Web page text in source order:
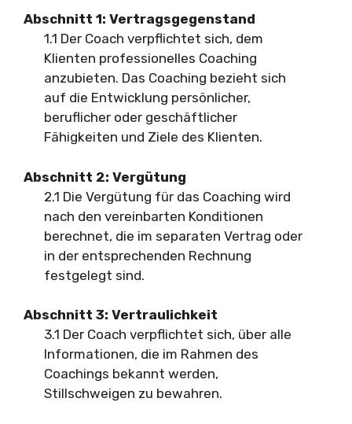
Abschnitt 1: Vertragsgegenstand
1.1 Der Coach verpflichtet sich, dem
Klienten professionelles Coaching
anzubieten. Das Coaching bezieht sich
auf die Entwicklung persönlicher,
beruflicher oder geschäftlicher
Fähigkeiten und Ziele des Klienten.
Abschnitt 2: Vergütung
2.1 Die Vergütung für das Coaching wird
nach den vereinbarten Konditionen
berechnet, die im separaten Vertrag oder
in der entsprechenden Rechnung
festgelegt sind.
Abschnitt 3: Vertraulichkeit
3.1 Der Coach verpflichtet sich, über alle
Informationen, die im Rahmen des
Coachings bekannt werden,
Stillschweigen zu bewahren.